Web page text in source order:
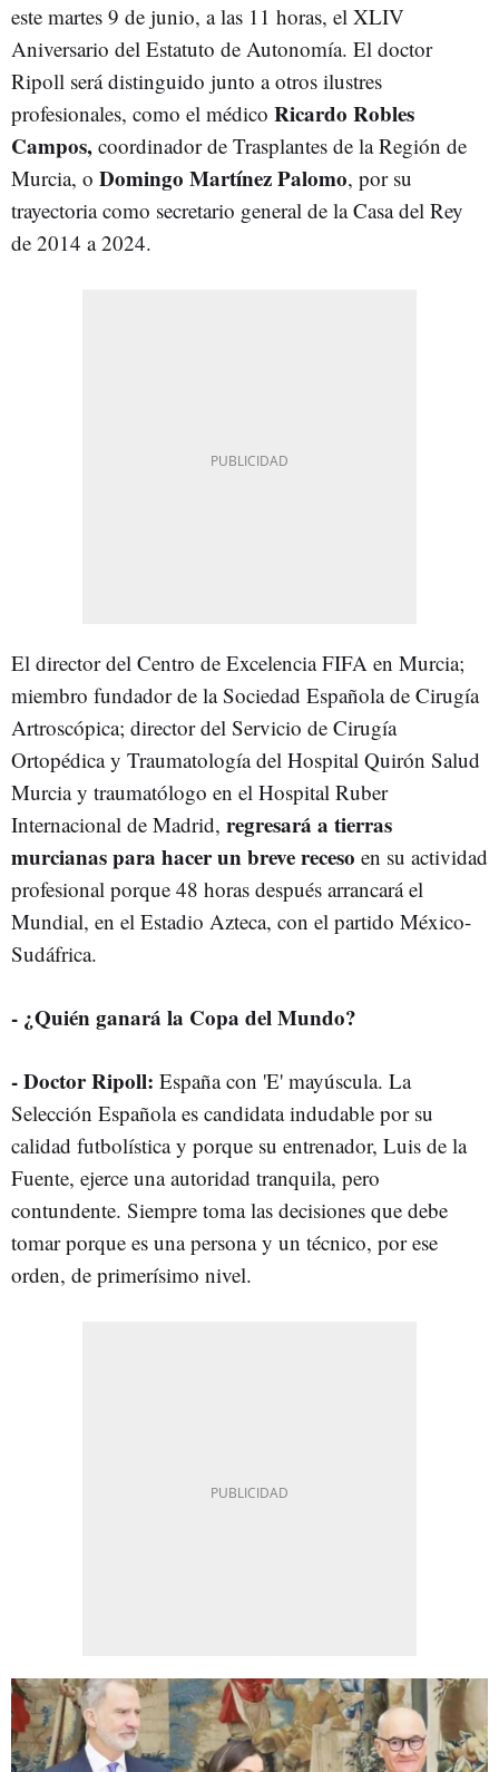
este martes 9 de junio, a las 11 horas, el XLIV
Aniversario del Estatuto de Autonomía. El doctor
Ripoll será distinguido junto a otros ilustres
profesionales, como el médico Ricardo Robles
Campos, coordinador de Trasplantes de la Región de
Murcia, o Domingo Martínez Palomo, por su
trayectoria como secretario general de la Casa del Rey
de 2014 a 2024.
El director del Centro de Excelencia FIFA en Murcia;
miembro fundador de la Sociedad Española de Cirugía
Artroscópica; director del Servicio de Cirugía
Ortopédica y Traumatología del Hospital Quirón Salud
Murcia y traumatólogo en el Hospital Ruber
Internacional de Madrid, regresará a tierras
murcianas para hacer un breve receso en su actividad
profesional porque 48 horas después arrancará el
Mundial, en el Estadio Azteca, con el partido México-
Sudáfrica.
- ¿Quién ganará la Copa del Mundo?
- Doctor Ripoll: España con 'E' mayúscula. La
Selección Española es candidata indudable por su
calidad futbolística y porque su entrenador, Luis de la
Fuente, ejerce una autoridad tranquila, pero
contundente. Siempre toma las decisiones que debe
tomar porque es una persona y un técnico, por ese
orden, de primerísimo nivel.